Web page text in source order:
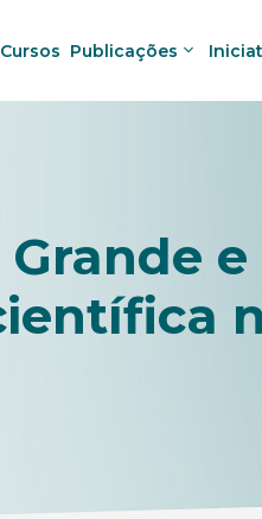
Cursos Publicações